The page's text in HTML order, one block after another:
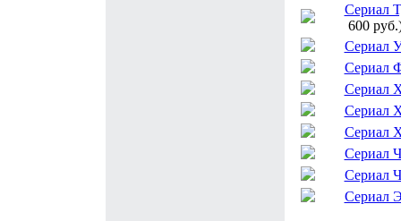
Сериал
600 руб.
Сериал
Сериал
Сериал
Сериал
Сериал
Сериал
Сериал
Сериал